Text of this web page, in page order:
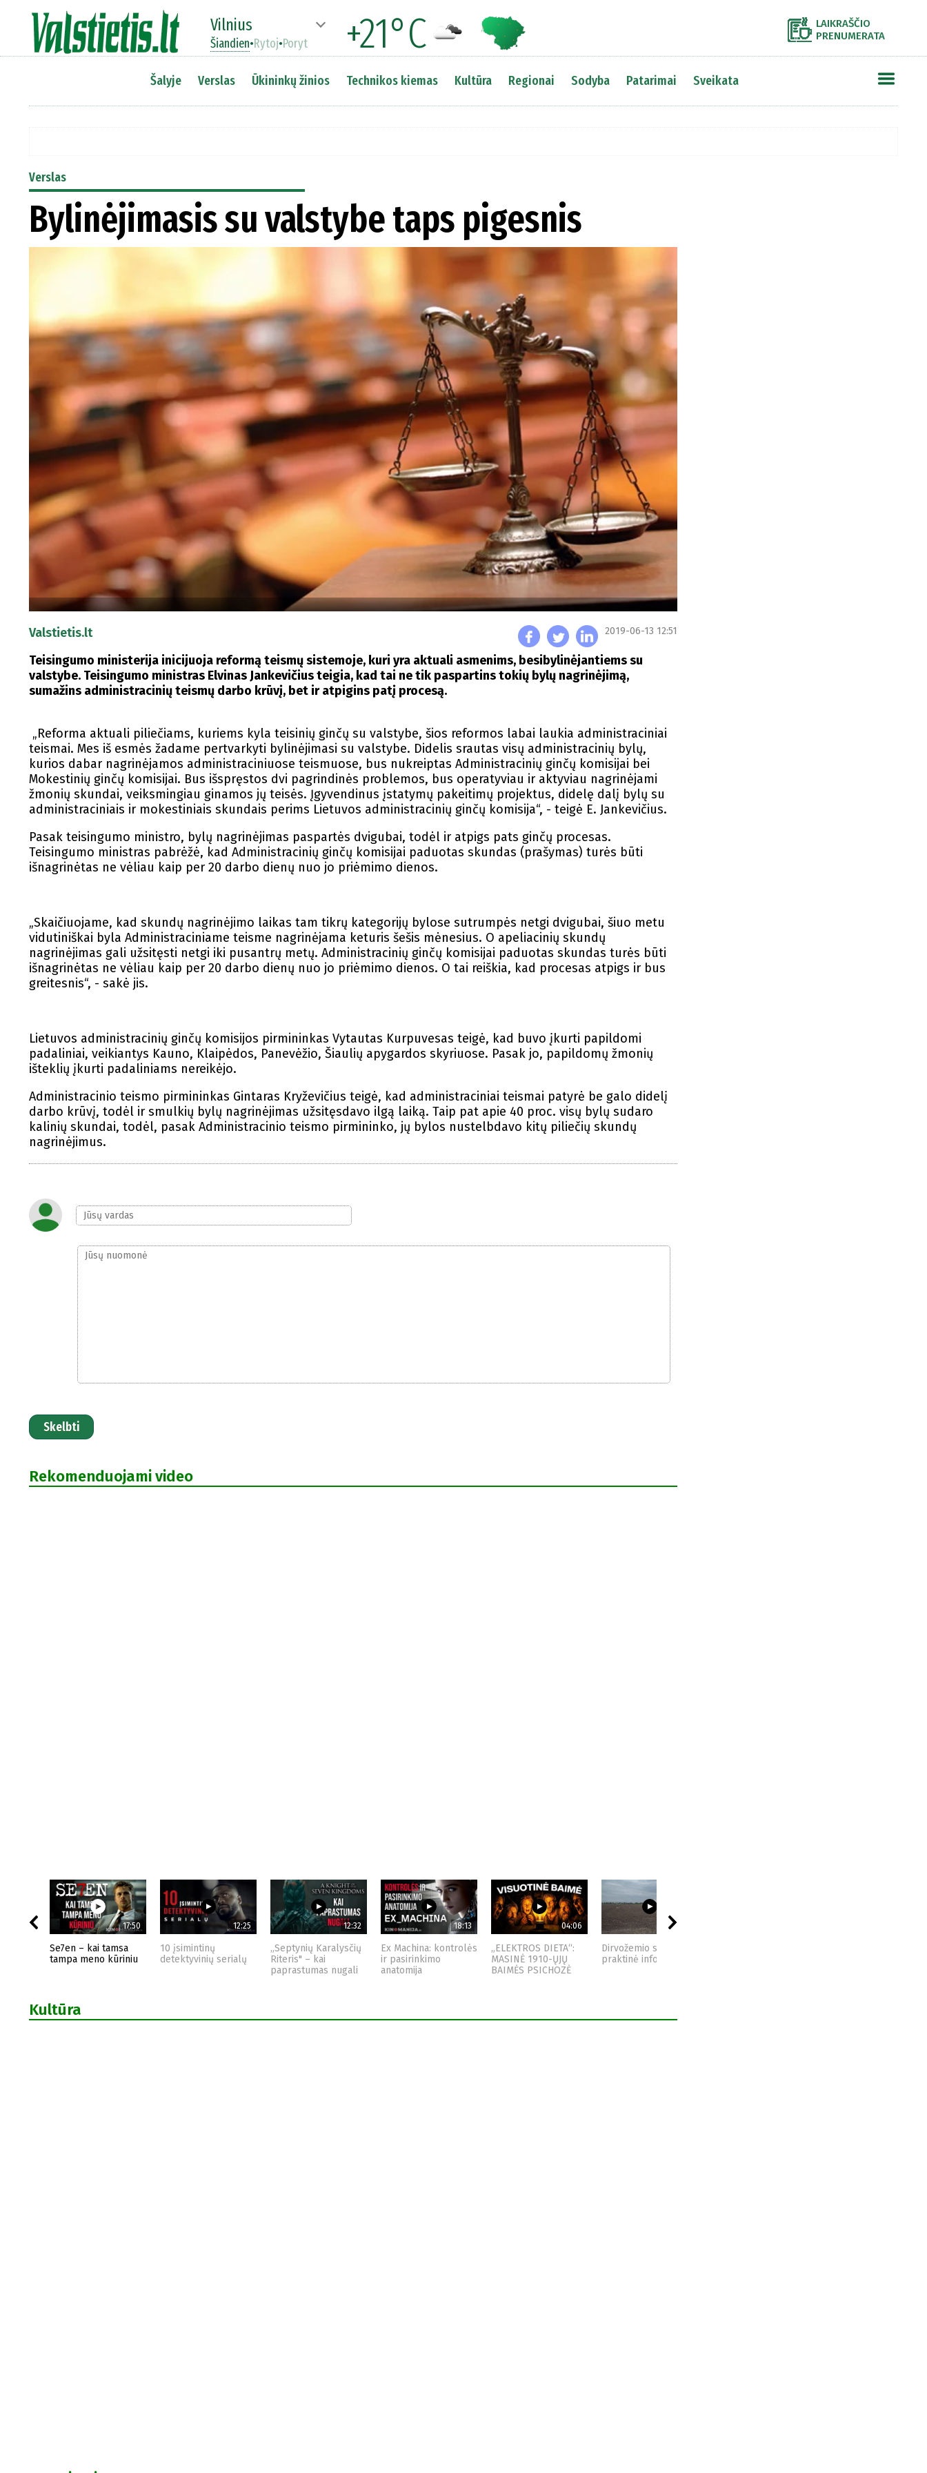
Vilnius +21°C
Šiandien•Rytoj•Poryt
LAIKRAŠČIO
PRENUMERATA
Šalyje Verslas Ūkininkų žinios Technikos kiemas Kultūra Regionai Sodyba Patarimai Sveikata
Verslas
Bylinėjimasis su valstybe taps pigesnis
Valstietis.lt 2019-06-13 12:51
Teisingumo ministerija inicijuoja reformą teismų sistemoje, kuri yra aktuali asmenims, besibylinėjantiems su
valstybe. Teisingumo ministras Elvinas Jankevičius teigia, kad tai ne tik paspartins tokių bylų nagrinėjimą,
sumažins administracinių teismų darbo krūvį, bet ir atpigins patį procesą.
„Reforma aktuali piliečiams, kuriems kyla teisinių ginčų su valstybe, šios reformos labai laukia administraciniai
teismai. Mes iš esmės žadame pertvarkyti bylinėjimasi su valstybe. Didelis srautas visų administracinių bylų,
kurios dabar nagrinėjamos administraciniuose teismuose, bus nukreiptas Administracinių ginčų komisijai bei
Mokestinių ginčų komisijai. Bus išspręstos dvi pagrindinės problemos, bus operatyviau ir aktyviau nagrinėjami
žmonių skundai, veiksmingiau ginamos jų teisės. Įgyvendinus įstatymų pakeitimų projektus, didelę dalį bylų su
administraciniais ir mokestiniais skundais perims Lietuvos administracinių ginčų komisija“, - teigė E. Jankevičius.
Pasak teisingumo ministro, bylų nagrinėjimas paspartės dvigubai, todėl ir atpigs pats ginčų procesas.
Teisingumo ministras pabrėžė, kad Administracinių ginčų komisijai paduotas skundas (prašymas) turės būti
išnagrinėtas ne vėliau kaip per 20 darbo dienų nuo jo priėmimo dienos.
„Skaičiuojame, kad skundų nagrinėjimo laikas tam tikrų kategorijų bylose sutrumpės netgi dvigubai, šiuo metu
vidutiniškai byla Administraciniame teisme nagrinėjama keturis šešis mėnesius. O apeliacinių skundų
nagrinėjimas gali užsitęsti netgi iki pusantrų metų. Administracinių ginčų komisijai paduotas skundas turės būti
išnagrinėtas ne vėliau kaip per 20 darbo dienų nuo jo priėmimo dienos. O tai reiškia, kad procesas atpigs ir bus
greitesnis“, - sakė jis.
Lietuvos administracinių ginčų komisijos pirmininkas Vytautas Kurpuvesas teigė, kad buvo įkurti papildomi
padaliniai, veikiantys Kauno, Klaipėdos, Panevėžio, Šiaulių apygardos skyriuose. Pasak jo, papildomų žmonių
išteklių įkurti padaliniams nereikėjo.
Administracinio teismo pirmininkas Gintaras Kryževičius teigė, kad administraciniai teismai patyrė be galo didelį
darbo krūvį, todėl ir smulkių bylų nagrinėjimas užsitęsdavo ilgą laiką. Taip pat apie 40 proc. visų bylų sudaro
kalinių skundai, todėl, pasak Administracinio teismo pirmininko, jų bylos nustelbdavo kitų piliečių skundų
nagrinėjimus.
Skelbti
Rekomenduojami video
17:50
Se7en – kai tamsa
tampa meno kūriniu
12:25
10 įsimintinų
detektyvinių serialų
12:32
„Septynių Karalysčių
Riteris" – kai
paprastumas nugali
18:13
Ex Machina: kontrolės
ir pasirinkimo
anatomija
04:06
„ELEKTROS DIETA“:
MASINĖ 1910-ŲJŲ
BAIMĖS PSICHOZĖ
03:23
Dirvožemio sveikata -
praktinė informacija
Kultūra